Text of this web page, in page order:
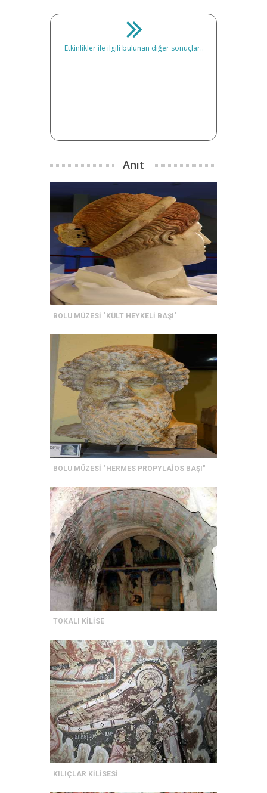
Etkinlikler ile ilgili bulunan diğer sonuçlar..
Anıt
BOLU MÜZESİ "KÜLT HEYKELİ BAŞI"
BOLU MÜZESİ "HERMES PROPYLAİOS BAŞI"
TOKALI KİLİSE
KILIÇLAR KİLİSESİ